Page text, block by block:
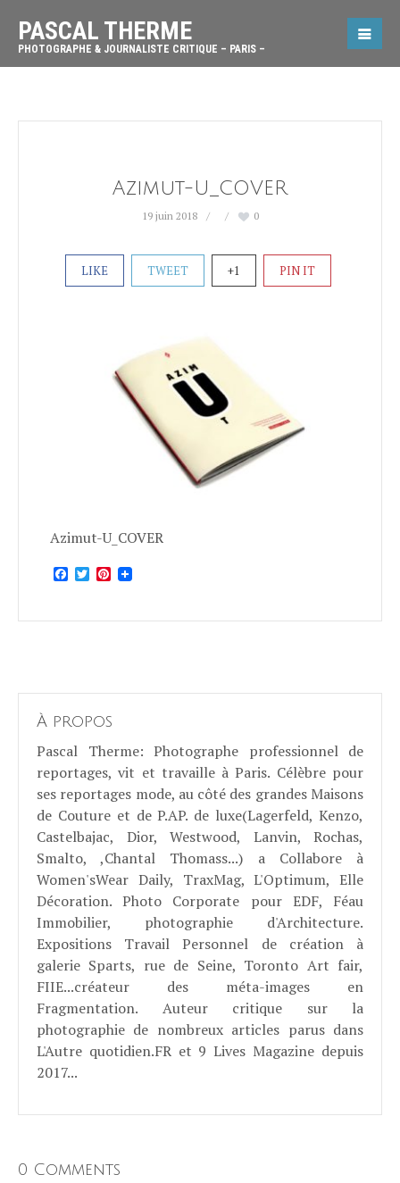
PASCAL THERME
PHOTOGRAPHE & JOURNALISTE CRITIQUE – PARIS –
Azimut-U_COVER
19 juin 2018 0
LIKE TWEET +1 PIN IT
Azimut-U_COVER
Facebook
TwitterPinterest
À propos
Pascal Therme: Photographe professionnel de
reportages, vit et travaille à Paris. Célèbre pour
ses reportages mode, au côté des grandes Maisons
de Couture et de P.AP. de luxe(Lagerfeld, Kenzo,
Castelbajac, Dior, Westwood, Lanvin, Rochas,
Smalto, ,Chantal Thomass...) a Collabore à
Women'sWear Daily, TraxMag, L'Optimum, Elle
Décoration. Photo Corporate pour EDF, Féau
Immobilier, photographie d'Architecture.
Expositions Travail Personnel de création à
galerie Sparts, rue de Seine, Toronto Art fair,
FIIE...créateur des méta-images en
Fragmentation. Auteur critique sur la
photographie de nombreux articles parus dans
L'Autre quotidien.FR et 9 Lives Magazine depuis
2017...
0 Comments